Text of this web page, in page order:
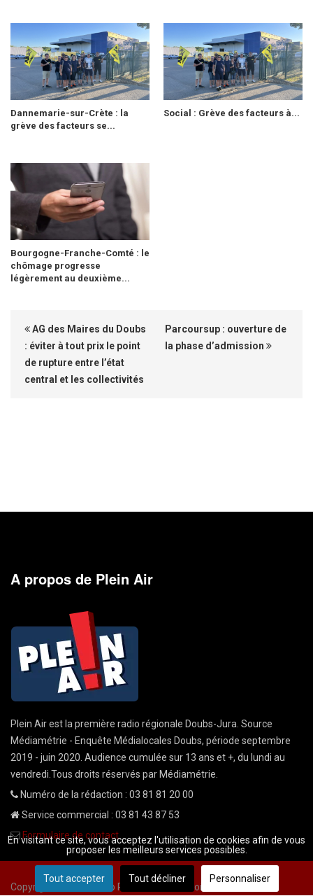
Dannemarie-sur-Crète : la
grève des facteurs se...
Social : Grève des facteurs à...
Bourgogne-Franche-Comté : le
chômage progresse
légèrement au deuxième...
AG des Maires du Doubs
: éviter à tout prix le point
de rupture entre l’état
central et les collectivités
Parcoursup : ouverture de
la phase d’admission
A propos de Plein Air
Plein Air est la première radio régionale Doubs-Jura. Source
Médiamétrie - Enquête Médialocales Doubs, période septembre
2019 - juin 2020. Audience cumulée sur 13 ans et +, du lundi au
vendredi.Tous droits réservés par Médiamétrie.
Numéro de la rédaction : 03 81 81 20 00
Service commercial : 03 81 43 87 53
Formulaire de contact
Copyright © 2026 Radio Plein Air - Tous droits réservés
En visitant ce site, vous acceptez l'utilisation de cookies afin de vous
proposer les meilleurs services possibles.
Tout accepter Tout décliner Personnaliser